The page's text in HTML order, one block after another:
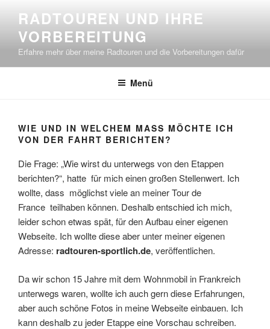
springen
RADTOUREN UND IHRE
VORBEREITUNG
Erfahre mehr über meine Radtouren und die Vorbereitungen dafür
Menü
WIE UND IN WELCHEM MASS MÖCHTE ICH V
ON DER FAHRT BERICHTEN?
Die Frage: „Wie wirst du unterwegs von den Etappen
berichten?“, hatte für mich einen großen Stellenwert. Ich
wollte, dass möglichst viele an meiner Tour de
France teilhaben können. Deshalb entschied ich mich,
leider schon etwas spät, für den Aufbau einer eigenen
Webseite. Ich wollte diese aber unter meiner eigenen
Adresse: radtouren-sportlich.de, veröffentlichen.
Da wir schon 15 Jahre mit dem Wohnmobil in Frankreich
unterwegs waren, wollte ich auch gern diese Erfahrungen,
aber auch schöne Fotos in meine Webseite einbauen. Ich
kann deshalb zu jeder Etappe eine Vorschau schreiben.